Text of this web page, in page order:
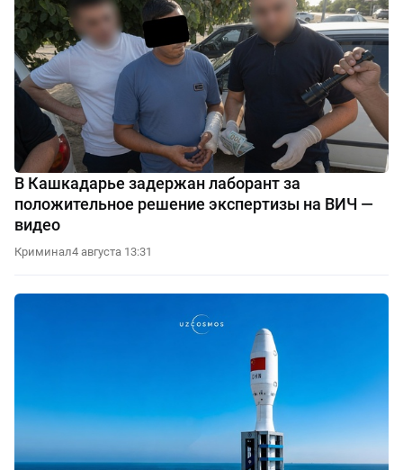
В Кашкадарье задержан лаборант за
положительное решение экспертизы на ВИЧ —
видео
Криминал4 августа 13:31